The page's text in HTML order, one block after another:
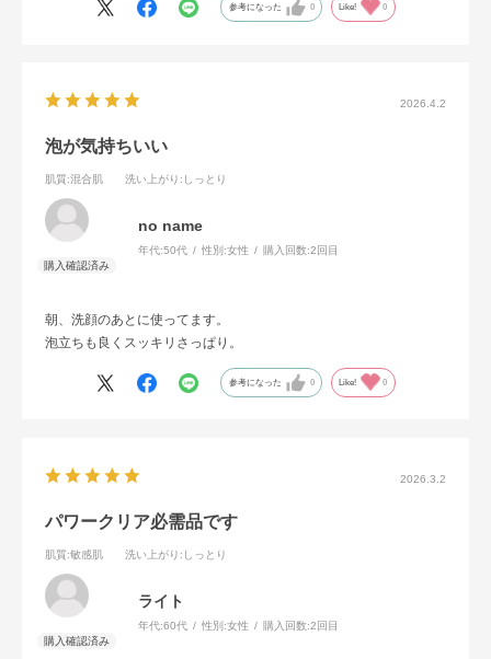
参考になった 0 Like! 0
2026.4.2
泡が気持ちいい
肌質:混合肌 洗い上がり :しっとり
no name
年代:50代 性別:女性 購入回数:2回目
朝、洗顔のあとに使ってます。
泡立ちも良くスッキリさっぱり。
参考になった 0 Like! 0
2026.3.2
パワークリア必需品です
肌質:敏感肌 洗い上がり :しっとり
ライト
年代:60代 性別:女性 購入回数:2回目